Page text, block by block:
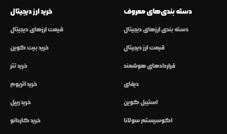
خرید ارز دیجیتال
قیمت ارزهای دیجیتال
خرید بیت کوین
خرید تتر
خرید اتریوم
خرید ریپل
خرید کاردانو
دسته بندی‌های معروف
دسته بندی ارزهای دیجیتال
قیمت ارز دیجیتال
قراردادهای هوشمند
دیفای
استیبل کوین
اکوسیستم سولانا